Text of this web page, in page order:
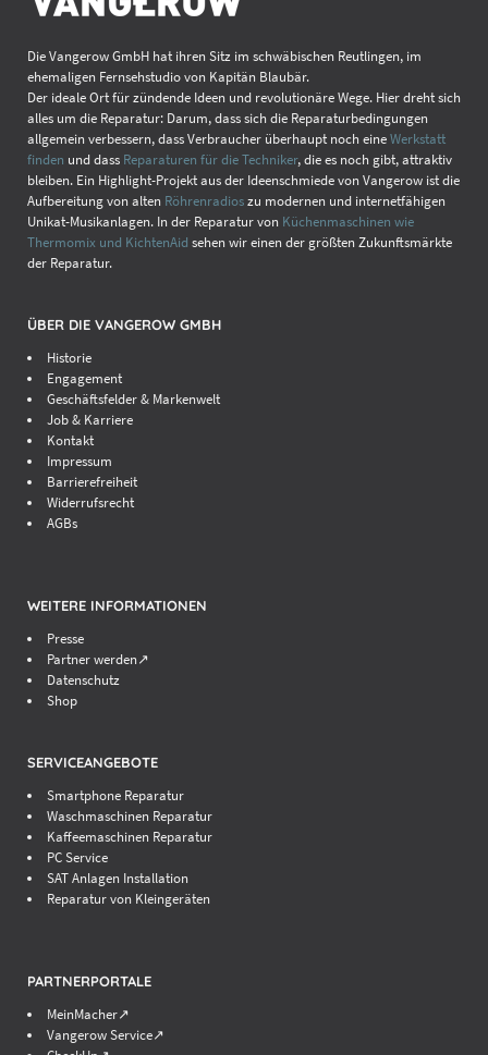
Die Vangerow GmbH hat ihren Sitz im schwäbischen Reutlingen, im
ehemaligen Fernsehstudio von Kapitän Blaubär.
Der ideale Ort für zündende Ideen und revolutionäre Wege. Hier dreht sich
alles um die Reparatur: Darum, dass sich die Reparaturbedingungen
allgemein verbessern, dass Verbraucher überhaupt noch eineWerkstatt
finden und dass Reparaturen für die Techniker, die es noch gibt, attraktiv
bleiben. Ein Highlight-Projekt aus der Ideenschmiede von Vangerow ist die
Aufbereitung von alten Röhrenradioszu modernen und internetfähigen
Unikat-Musikanlagen. In der Reparatur von Küchenmaschinen wie
Thermomix und KichtenAid sehen wir einen der größten Zukunftsmärkte
der Reparatur.
ÜBER DIE VANGEROW GMBH
Historie
Engagement
Geschäftsfelder & Markenwelt
Job & Karriere
Kontakt
Impressum
Barrierefreiheit
Widerrufsrecht
AGBs
WEITERE INFORMATIONEN
Presse
Partner werden↗
Datenschutz
Shop
SERVICEANGEBOTE
Smartphone Reparatur
Waschmaschinen Reparatur
Kaffeemaschinen Reparatur
PC Service
SAT Anlagen Installation
Reparatur von Kleingeräten
PARTNERPORTALE
MeinMacher↗
Vangerow Service↗